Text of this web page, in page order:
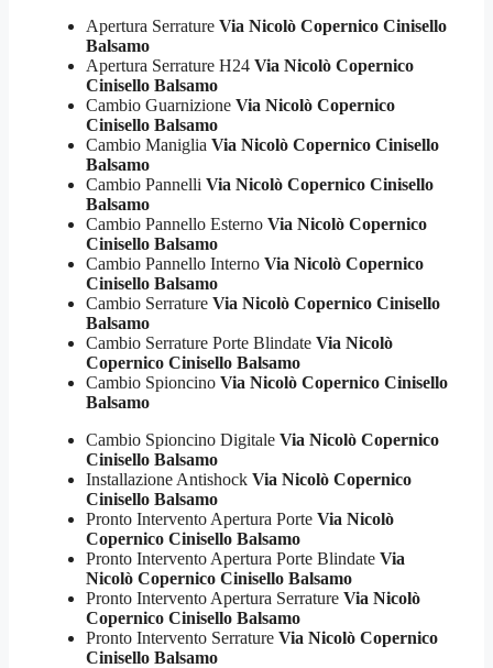
Apertura Serrature Via Nicolò Copernico Cinisello
Balsamo
Apertura Serrature H24 Via Nicolò Copernico
Cinisello Balsamo
Cambio Guarnizione Via Nicolò Copernico
Cinisello Balsamo
Cambio Maniglia Via Nicolò Copernico Cinisello
Balsamo
Cambio Pannelli Via Nicolò Copernico Cinisello
Balsamo
Cambio Pannello Esterno Via Nicolò Copernico
Cinisello Balsamo
Cambio Pannello Interno Via Nicolò Copernico
Cinisello Balsamo
Cambio Serrature Via Nicolò Copernico Cinisello
Balsamo
Cambio Serrature Porte Blindate Via Nicolò
Copernico Cinisello Balsamo
Cambio Spioncino Via Nicolò Copernico Cinisello
Balsamo
Cambio Spioncino Digitale Via Nicolò Copernico
Cinisello Balsamo
Installazione Antishock Via Nicolò Copernico
Cinisello Balsamo
Pronto Intervento Apertura Porte Via Nicolò
Copernico Cinisello Balsamo
Pronto Intervento Apertura Porte Blindate Via
Nicolò Copernico Cinisello Balsamo
Pronto Intervento Apertura Serrature Via Nicolò
Copernico Cinisello Balsamo
Pronto Intervento Serrature Via Nicolò Copernico
Cinisello Balsamo